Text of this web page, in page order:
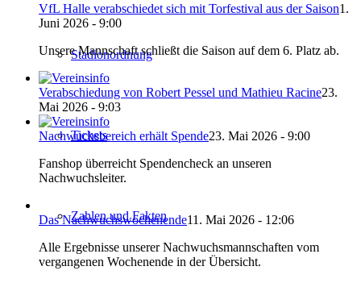
Stadionordnung
Tickets
Zahlen und Fakten
VfL Halle verabschiedet sich mit Torfestival aus der Saison1.
Juni 2026 - 9:00
Unsere Mannschaft schließt die Saison auf dem 6. Platz ab.
Verabschiedung von Robert Pessel und Mathieu Racine23.
Mai 2026 - 9:03
Nachwuchsbereich erhält Spende23. Mai 2026 - 9:00
Fanshop überreicht Spendencheck an unseren
Nachwuchsleiter.
Das Nachwuchswochenende11. Mai 2026 - 12:06
Alle Ergebnisse unserer Nachwuchsmannschaften vom
vergangenen Wochenende in der Übersicht.